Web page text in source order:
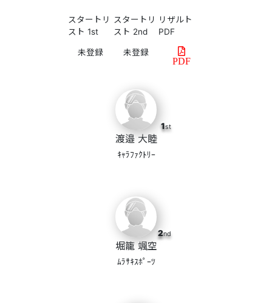
スタートリ
スト 1st
スタートリ
スト 2nd
リザルト
PDF
PDF
1st
渡邉 大睦
ｷｬﾗﾌｧｸﾄﾘｰ
2nd
堀籠 颯空
ﾑﾗｻｷｽﾎﾟｰﾂ